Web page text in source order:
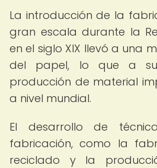
La introducción de la
gran escala durante la
en el siglo XIX llevó a una
del papel, lo que a
producción de material
a nivel mundial.
El desarrollo de
fabricación, como la
reciclado y la